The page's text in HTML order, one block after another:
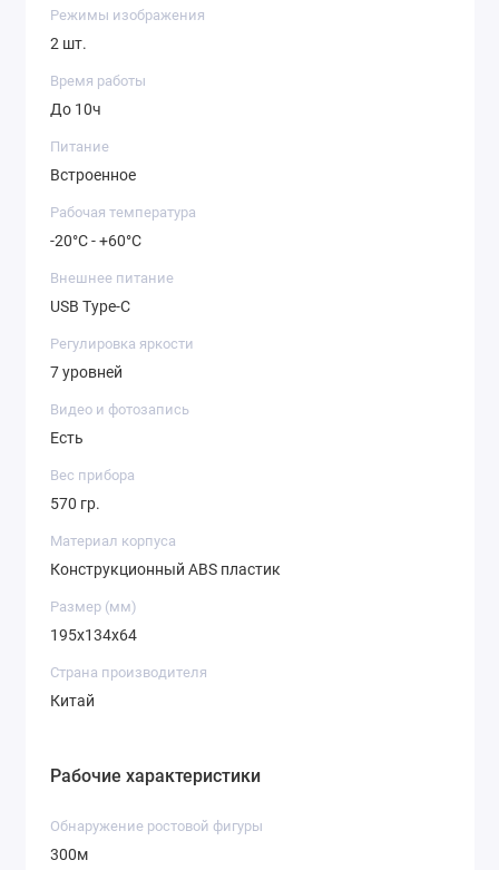
Режимы изображения
2 шт.
Время работы
До 10ч
Питание
Встроенное
Рабочая температура
-20°C - +60°C
Внешнее питание
USB Type-C
Регулировка яркости
7 уровней
Видео и фотозапись
Есть
Вес прибора
570 гр.
Материал корпуса
Конструкционный ABS пластик
Размер (мм)
195x134x64
Страна производителя
Китай
Рабочие характеристики
Обнаружение ростовой фигуры
300м